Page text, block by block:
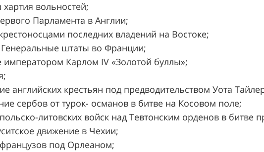
хартия вольностей;
Парламента в Англии;
последних владений на Востоке;
штаты во Франции;
императором Карлом IV «Золотой буллы»;
английских крестьян под предводительством Уота
сербов от турок- османов в битве на Косовом поле;
литовских войск над Тевтонским орденов в битве
движение в Чехии;
под Орлеаном;